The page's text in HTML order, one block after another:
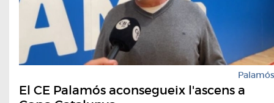
Palamós
El CE Palamós aconsegueix l'ascens a